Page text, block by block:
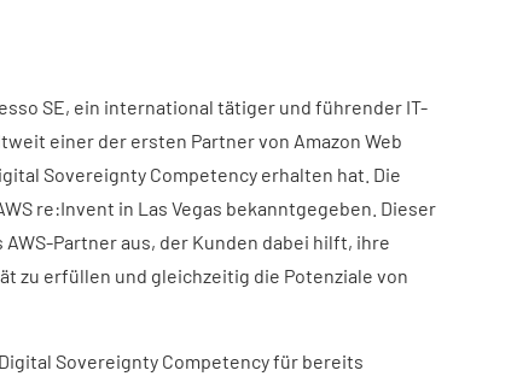
SE, ein international tätiger und führender IT-
einer der ersten Partner von Amazon Web
Sovereignty Competency erhalten hat. Die
re:Invent in Las Vegas bekanntgegeben. Dieser
Partner aus, der Kunden dabei hilft, ihre
zu erfüllen und gleichzeitig die Potenziale von
Sovereignty Competency für bereits